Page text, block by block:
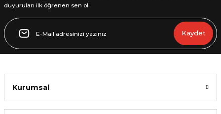
Gönder
duyuruları ilk öğrenen sen ol.
Kaydet
Kurumsal